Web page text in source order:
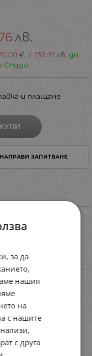
лв.
€ / 136.91 лв. до
Спиди
и плащане
КУПИ
НАПРАВИ ЗАПИТВАНЕ
стилен и модерен
и изтънченост.
и да
басейна.
в областта на
за да
нашия
на
с нашите
с друга